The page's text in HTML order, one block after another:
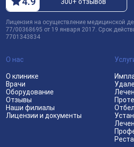
300+ отзывов
Лицензия на осуществление медицинской
77/00368695 от 19 января 2017. Срок
7701343834
О нас
О клинике
Врачи
Оборудование
Отзывы
Наши филиалы
Лицензии и документы